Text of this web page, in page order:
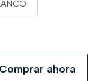
Comprar ahora